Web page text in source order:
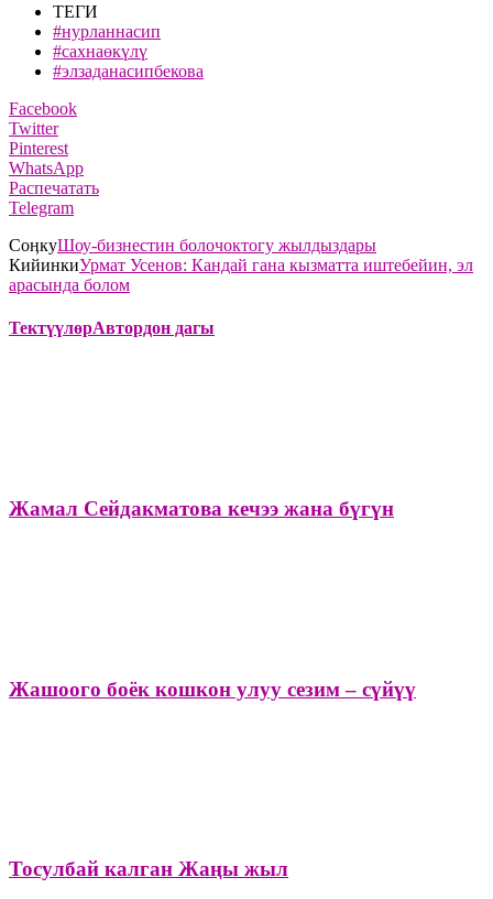
ТЕГИ
#нурланнасип
#сахнаөкүлү
#элзаданасипбекова
Facebook
Twitter
Pinterest
WhatsApp
Распечатать
Telegram
СоӊкуШоу-бизнестин болочоктогу жылдыздары
КийинкиУрмат Усенов: Кандай гана кызматта иштебейин, эл
арасында болом
ТектүүлөрАвтордон дагы
Жамал Сейдакматова кечээ жана бүгүн
Жашоого боёк кошкон улуу сезим – сүйүү
Тосулбай калган Жаңы жыл